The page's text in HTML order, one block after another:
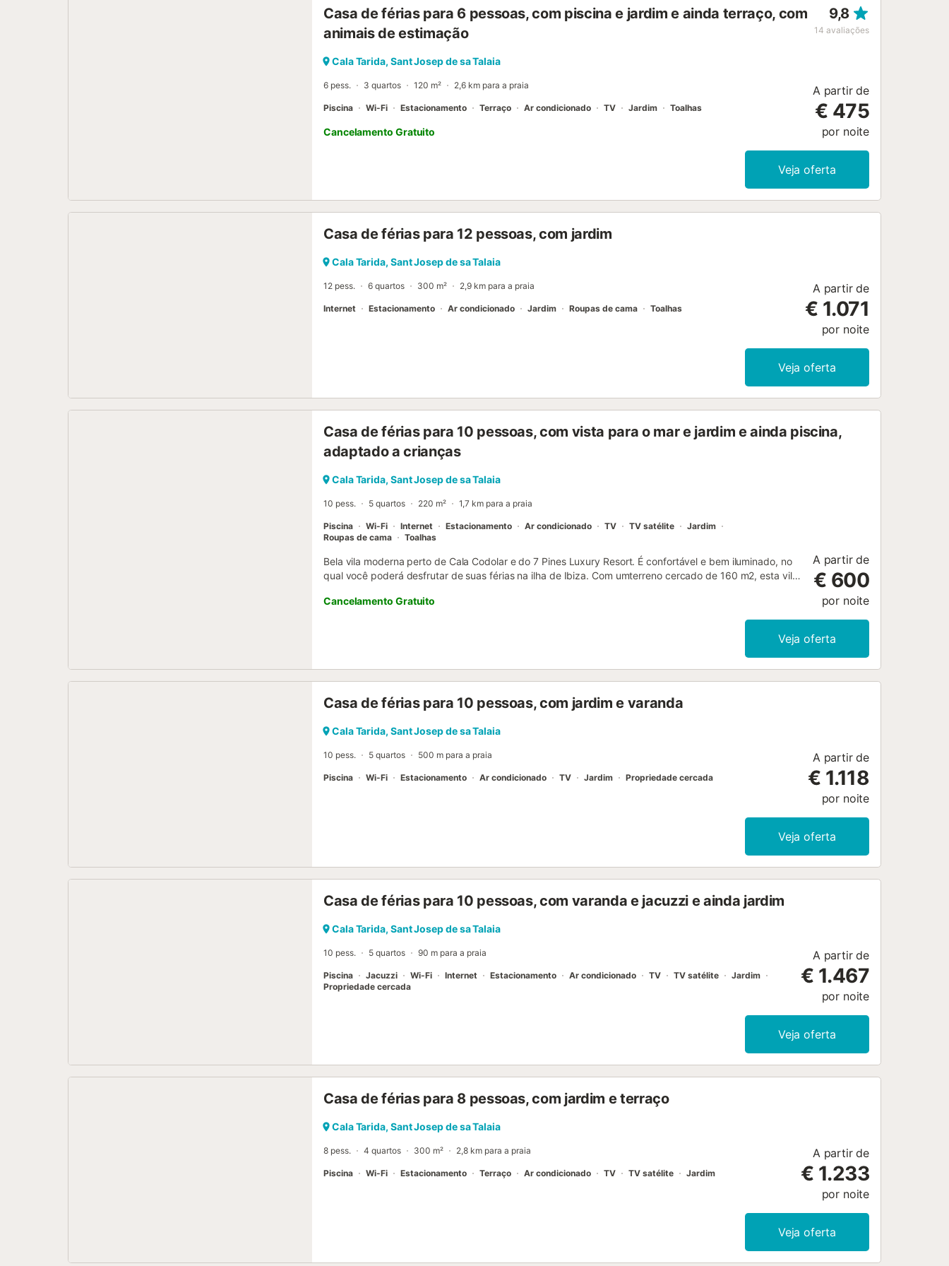
Casa de férias para 6 pessoas, com piscina e jardim e ainda terraço, com
animais de estimação
9,8
14 avaliações
Cala Tarida, Sant Josep de sa Talaia
6 pess. 3 quartos 120 m² 2,6 km para a praia
Piscina Wi-Fi Estacionamento Terraço Ar condicionado TV Jardim Toalhas
Cancelamento Gratuito
A partir de
€ 475
por noite
Veja oferta
Casa de férias para 12 pessoas, com jardim
Cala Tarida, Sant Josep de sa Talaia
12 pess. 6 quartos 300 m² 2,9 km para a praia
Internet Estacionamento Ar condicionado Jardim Roupas de cama Toalhas
A partir de
€ 1.071
por noite
Veja oferta
Casa de férias para 10 pessoas, com vista para o mar e jardim e ainda piscina,
adaptado a crianças
Cala Tarida, Sant Josep de sa Talaia
10 pess. 5 quartos 220 m² 1,7 km para a praia
Piscina Wi-Fi Internet Estacionamento Ar condicionado TV TV satélite
Jardim
Roupas de cama
Toalhas
Bela vila moderna perto de Cala Codolar e do 7 Pines Luxury Resort. É confortável e bem iluminado, no
qual você poderá desfrutar de suas férias na ilha de Ibiza. Com umterreno cercado de 160 m2, esta vila
suas férias.A propriedade oferece muito espaço e vários terraços externos e relaxamento para que
todos tenham seu próprio espaço.Vista para o mar e a uma curta distância a pé da praia. Esta moradia
Cancelamento Gratuito
A partir de
€ 600
por noite
Veja oferta
Casa de férias para 10 pessoas, com jardim e varanda
Cala Tarida, Sant Josep de sa Talaia
10 pess. 5 quartos 500 m para a praia
Piscina Wi-Fi Estacionamento Ar condicionado TV Jardim Propriedade cercada
A partir de
€ 1.118
por noite
Veja oferta
Casa de férias para 10 pessoas, com varanda e jacuzzi e ainda jardim
Cala Tarida, Sant Josep de sa Talaia
10 pess. 5 quartos 90 m para a praia
Piscina Jacuzzi Wi-Fi Internet Estacionamento Ar condicionado TV TV satélite
Jardim
Propriedade cercada
A partir de
€ 1.467
por noite
Veja oferta
Casa de férias para 8 pessoas, com jardim e terraço
Cala Tarida, Sant Josep de sa Talaia
8 pess. 4 quartos 300 m² 2,8 km para a praia
Piscina Wi-Fi Estacionamento Terraço Ar condicionado TV TV satélite Jardim
A partir de
€ 1.233
por noite
Veja oferta